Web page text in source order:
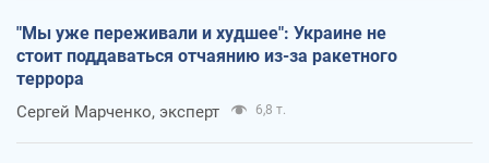
"Мы уже переживали и худшее": Украине не
стоит поддаваться отчаянию из-за ракетного
террора
Сергей Марченко, эксперт 6,8 т.